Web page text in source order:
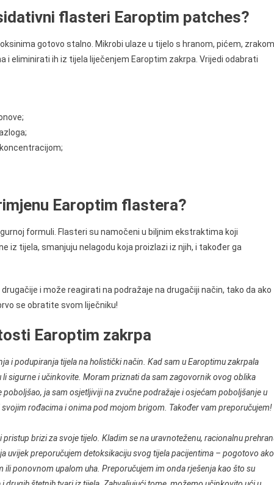
flasteri Earoptim patches?
gotovo stalno. Mikrobi ulaze u tijelo s hranom, pićem, zrakom
eliminirati ih iz tijela liječenjem Earoptim zakrpa. Vrijedi odabrati
Earoptim flastera?
formuli. Flasteri su namočeni u biljnim ekstraktima koji
iz tijela, smanjuju nelagodu koja proizlazi iz njih, i također ga
i može reagirati na podražaje na drugačiji način, tako da ako
se obratite svom liječniku!
Earoptim zakrpa
i podupiranja tijela na holistički način. Kad sam u Earoptimu zakrpala
sigurne i učinkovite. Moram priznati da sam zagovornik ovog oblika
ja sam osjetljiviji na zvučne podražaje i osjećam poboljšanje u
rođacima i onima pod mojom brigom. Također vam preporučujem!
brizi za svoje tijelo. Kladim se na uravnoteženu, racionalnu
uvijek preporučujem detoksikaciju svog tijela pacijentima – pogotovo ako
ili ponovnom upalom uha. Preporučujem im onda rješenja kao što su